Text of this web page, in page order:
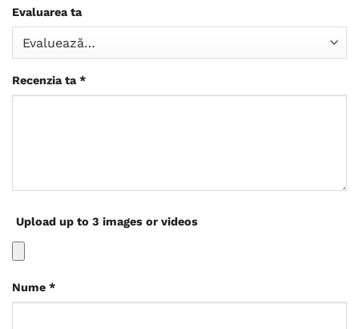
Evaluarea ta
Recenzia ta*
Upload up to 3 images or videos
Nume *